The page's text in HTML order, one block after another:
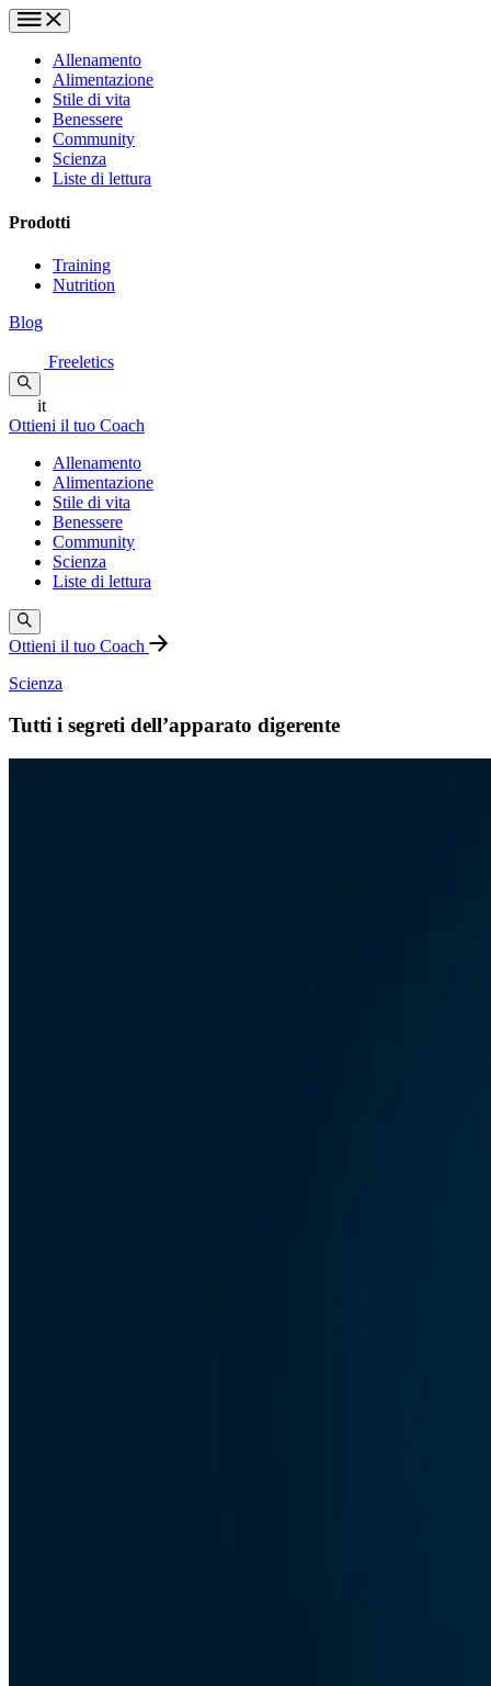
Allenamento
Alimentazione
Stile di vita
Benessere
Community
Scienza
Liste di lettura
Prodotti
Training
Nutrition
Blog
Freeletics
it
Ottieni il tuo Coach
Allenamento
Alimentazione
Stile di vita
Benessere
Community
Scienza
Liste di lettura
Ottieni il tuo Coach
Scienza
Tutti i segreti dell’apparato digerente